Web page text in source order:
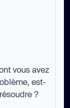
vous avez
est-
?